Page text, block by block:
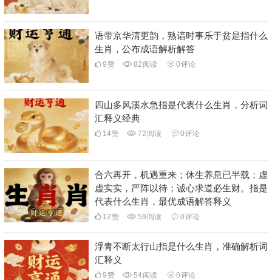
语带京华清更韵，熟谙时事乐于贫是指什么
生肖，公布成语解析解答
9赞 82 阅读 0评论
四山多风溪水急指是代表什么生肖，分析词
汇释义经典
14赞 72 阅读 0评论
合六再开，机遇重来；休生养息已半载；虚
虚实实，严阵以待；诚心求道必生财。指是
代表什么生肖，最优成语解答释义
12赞 59 阅读 0评论
浮青不断太行山指是什么生肖，准确解析词
汇释义
9赞 54阅读 0评论